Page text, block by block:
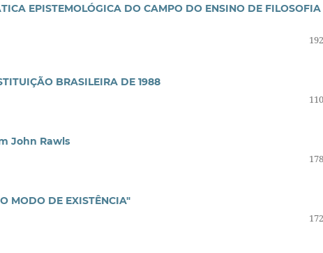
EPISTEMOLÓGICA DO CAMPO DO ENSINO DE
BRASILEIRA DE 1988
John Rawls
MODO DE EXISTÊNCIA"